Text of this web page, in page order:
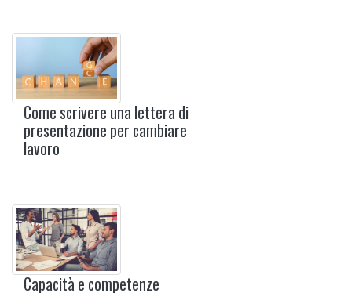
Come scrivere una lettera di
presentazione per cambiare
lavoro
Capacità e competenze